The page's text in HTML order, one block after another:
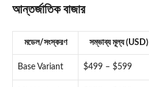
আন্তর্জাতিক বাজার
মডেল/সংস্করণ সম্ভাব্য মূল্য (USD)
Base Variant $499 – $599